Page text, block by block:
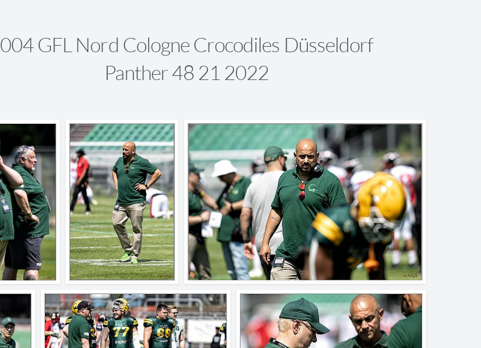
004 GFL Nord Cologne Crocodiles Düsseldorf
Panther 48 21 2022